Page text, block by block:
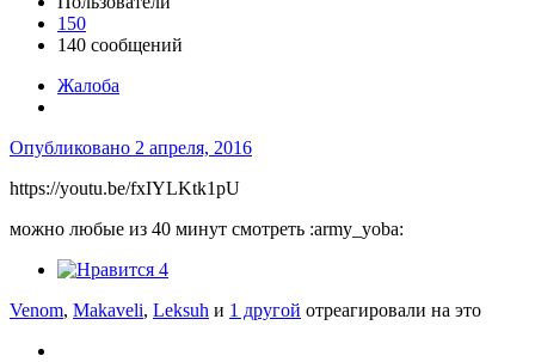
150
140 сообщений
Жалоба
Опубликовано 2 апреля, 2016
https://youtu.be/fxIYLKtk1pU
можно любые из 40 минут смотреть :army_yoba:
4
Venom, Makaveli, Leksuh и 1 другой отреагировали на это